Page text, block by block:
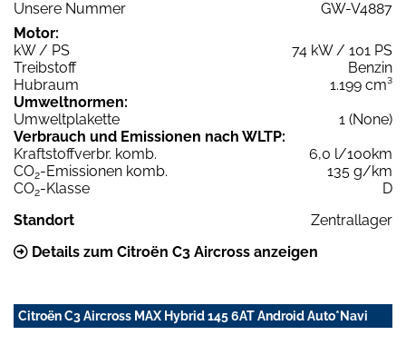
Unsere Nummer
GW-V4887
Motor:
kW / PS
74 kW / 101 PS
Treibstoff
Benzin
Hubraum
1.199 cm³
Umweltnormen:
Umweltplakette
1 (None)
Verbrauch und Emissionen nach WLTP:
Kraftstoffverbr. komb.
6,0 l/100km
CO2-Emissionen komb.
135 g/km
CO2-Klasse
D
Standort
Zentrallager
Details zum Citroën C3 Aircross anzeigen
Citroën C3 Aircross MAX Hybrid 145 6AT Android Auto*Navi